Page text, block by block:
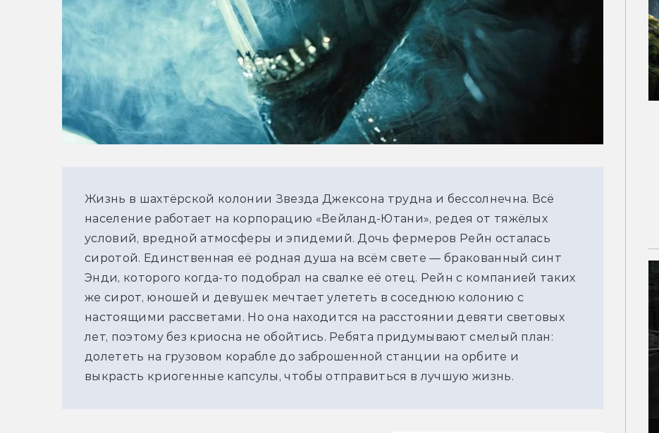
Жизнь в шахтёрской колонии Звезда Джексона трудна и бессолнечна. Всё
население работает на корпорацию «Вейланд-Ютани», редея от тяжёлых
условий, вредной атмосферы и эпидемий. Дочь фермеров Рейн осталась
сиротой. Единственная её родная душа на всём свете — бракованный синт
Энди, которого когда-то подобрал на свалке её отец. Рейн с компанией таких
же сирот, юношей и девушек мечтает улететь в соседнюю колонию с
настоящими рассветами. Но она находится на расстоянии девяти световых
лет, поэтому без криосна не обойтись. Ребята придумывают смелый план:
долететь на грузовом корабле до заброшенной станции на орбите и
выкрасть криогенные капсулы, чтобы отправиться в лучшую жизнь.